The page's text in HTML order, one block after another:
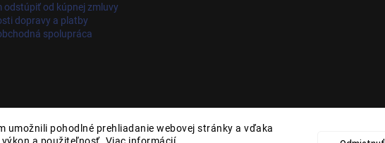
umožnili pohodlné prehliadanie webovej stránky a vďaka
odstúpiť od kúpnej zmluvy
dopravy a platby
spolupráca